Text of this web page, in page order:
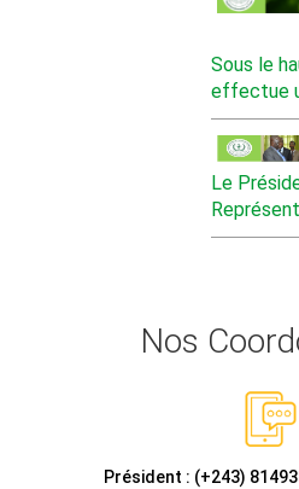
Sous le
effectue
Le
Nos
Président : (+243)